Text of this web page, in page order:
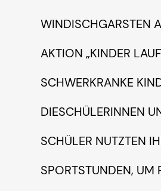
WINDISCHGARSTEN
AKTION „KINDER
SCHWERKRANKE
DIESCHÜLERINNEN
SCHÜLER NUTZTEN
SPORTSTUNDEN, UM